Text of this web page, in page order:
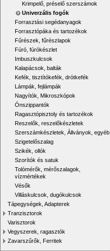
Krimpelő, préselő szerszámok
Univerzális fogók
Forrasztási segédanyagok
Forrasztópáka és tartozékok
Fűrészek, fűrészlapok
Fúró, fúrókészlet
Imbuszkulcsok
Kalapácsok, balták
Kefék, tisztítókefék, drótkefék
Lámpák, fejlámpák
Nagyítók, Mikroszkópok
Ónszippantók
Ragasztópisztoly és tartozékok
Reszelők, reszelőkészletek
Szerszámkészletek, Állványok, egyéb
Szigetelőszalag
Szikék, ollók
Szorítók és satuk
Tolómérők, mérőszalagok,
vízmértékek
Vésők
Villáskulcsok, dugókulcsok
Tápegységek, Adapterek
Tranzisztorok
Varisztorok
Vegyszerek, ragasztók
Zavarszűrők, Ferritek